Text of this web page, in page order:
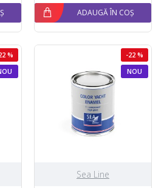
ADAUGĂ ÎN COȘ
%
NOU
-22 %
Sea Line